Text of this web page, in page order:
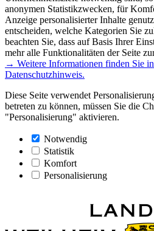
anonymen Statistikzwecken, für
Anzeige personalisierter Inhalte
entscheiden, welche Kategorien Sie
beachten Sie, dass auf Basis Ihrer
mehr alle Funktionalitäten der Seite
→ Weitere Informationen finden Sie
Datenschutzhinweis.
Diese Seite verwendet
betreten zu können, müssen Sie die
"Personalisierung" aktivieren.
Notwendig
Statistik
Komfort
Personalisierung